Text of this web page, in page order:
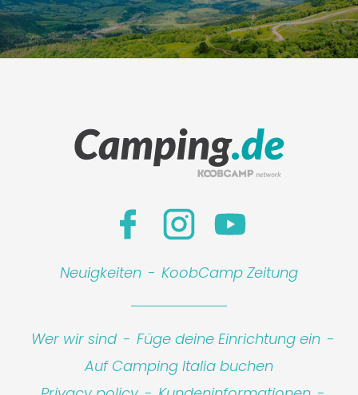
Neuigkeiten - KoobCamp Zeitung
Wer wir sind - Füge deine Einrichtung ein -
Auf Camping Italia buchen